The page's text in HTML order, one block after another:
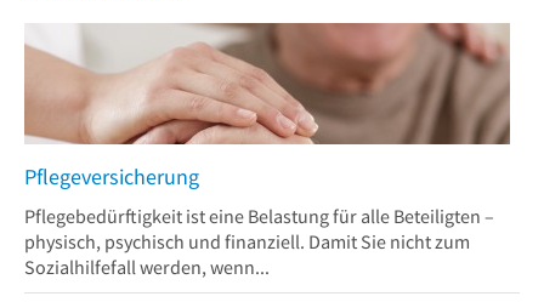
Pflegeversicherung
Pflegebedürftigkeit ist eine Belastung für alle Beteiligten –
physisch, psychisch und finanziell. Damit Sie nicht zum
Sozialhilfefall werden, wenn...